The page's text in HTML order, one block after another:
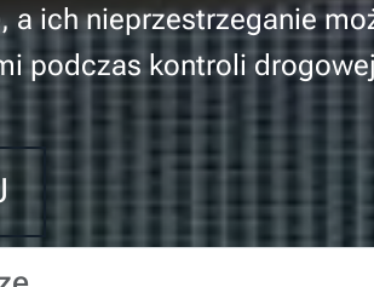
a ich nieprzestrzeganie
podczas kontroli